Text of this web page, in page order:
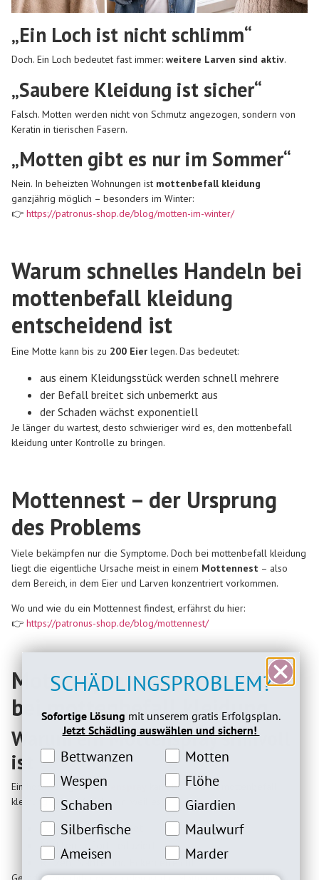
„Ein Loch ist nicht schlimm“
Doch. Ein Loch bedeutet fast immer: weitere Larven sind aktiv.
„Saubere Kleidung ist sicher“
Falsch. Motten werden nicht von Schmutz angezogen, sondern von
Keratin in tierischen Fasern.
„Motten gibt es nur im Sommer“
Nein. In beheizten Wohnungen ist mottenbefall kleidung
ganzjährig möglich – besonders im Winter:
👉 https://patronus-shop.de/blog/motten-im-winter/
Warum schnelles Handeln bei
mottenbefall kleidung
entscheidend ist
Eine Motte kann bis zu 200 Eier legen. Das bedeutet:
aus einem Kleidungsstück werden schnell mehrere
der Befall breitet sich unbemerkt aus
der Schaden wächst exponentiell
Je länger du wartest, desto schwieriger wird es, den mottenbefall
kleidung unter Kontrolle zu bringen.
Mottennest – der Ursprung
des Problems
Viele bekämpfen nur die Symptome. Doch bei mottenbefall kleidung
liegt die eigentliche Ursache meist in einem Mottennest – also
dem Bereich, in dem Eier und Larven konzentriert vorkommen.
Wo und wie du ein Mottennest findest, erfährst du hier:
👉 https://patronus-shop.de/blog/mottennest/
Mottenspray: schnelle Hilfe
bei mottenbefall kleidung
Warum ein Mottenspray sinnvoll
ist
Ein hochwertigesMottenspray
kann bei akutem mottenbefall
kleidung sehr hilfreich sein, weil es:
Larven direkt abtötet
Motten sofort reduziert
Ritzen, Nähte und Ecken erreicht
SCHÄDLINGSPROBLEM?
Sofortige Lösung mit unserem gratis Erfolgsplan.
Jetzt Schädling auswählen und sichern!
Bettwanzeninteresse
Bettwanzen Motteninteresse
Motten
Wespeninteresse
Wespen Flöheinteresse
Flöhe
Schabeninteresse
Schaben Giardien Interesse
Giardien
Silberfische Interesse
Silberfische Maulwurfinteresse
Maulwurf
Ameiseninteresse
Ameisen Marderinteresse
Marder